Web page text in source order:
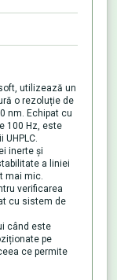
utilizează un
o rezoluție de
nm. Echipat cu
100 Hz, este
inerte și
a liniei
mai mic.
verificarea
cu sistem de
când este
pe
ce permite